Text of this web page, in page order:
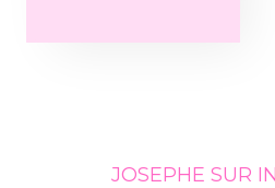
JOSEPHE SUR